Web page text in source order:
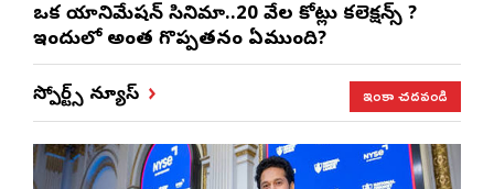
ఒక యానిమేషన్ సినిమా..20 వేల కోట్లు కలెక్షన్స్ ?
ఇందులో అంత గొప్పతనం ఏముంది?
స్పోర్ట్స్ న్యూస్ ఇంకా చదవండి